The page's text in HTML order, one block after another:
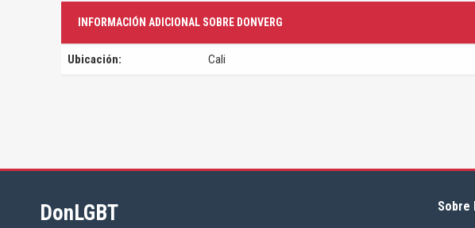
INFORMACIÓN ADICIONAL SOBRE DONVERG
Ubicación: Cali
DonLGBT Sobre